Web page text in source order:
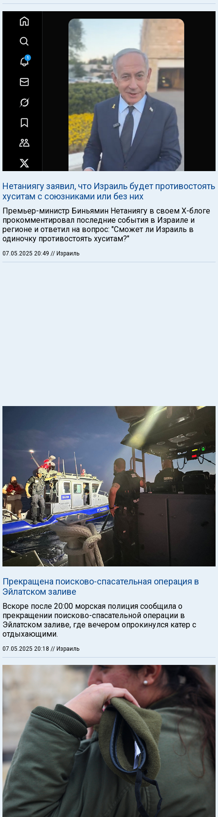
Нетаниягу заявил, что Израиль будет противостоять
хуситам с союзниками или без них
Премьер-министр Биньямин Нетаниягу в своем Х-блоге
прокомментировал последние события в Израиле и
регионе и ответил на вопрос: "Сможет ли Израиль в
одиночку противостоять хуситам?"
07.05.2025 20:49 // Израиль
Прекращена поисково-спасательная операция в
Эйлатском заливе
Вскоре после 20:00 морская полиция сообщила о
прекращении поисково-спасательной операции в
Эйлатском заливе, где вечером опрокинулся катер с
отдыхающими.
07.05.2025 20:18 // Израиль